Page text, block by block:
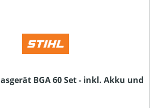
BGA 60 Set - inkl. Akku und